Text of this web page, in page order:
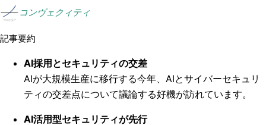
コンヴェクィティ
記事要約
AI採用とセキュリティの交差
AIが大規模生産に移行する今年、AIとサイバーセキュリ
ティの交差点について議論する好機が訪れています。
AI活用型セキュリティが先行